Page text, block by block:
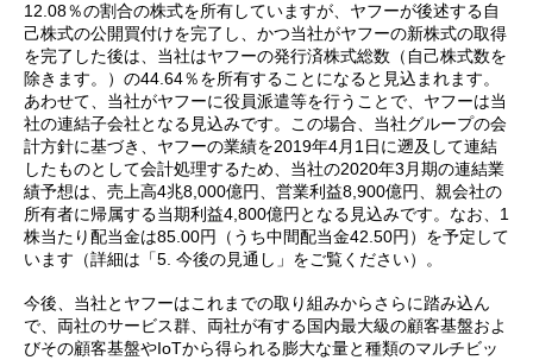
12.08％の割合の株式を所有していますが、ヤフーが後述する自
己株式の公開買付けを完了し、かつ当社がヤフーの新株式の取得
を完了した後は、当社はヤフーの発行済株式総数（自己株式数を
除きます。）の44.64％を所有することになると見込まれます。
あわせて、当社がヤフーに役員派遣等を行うことで、ヤフーは当
社の連結子会社となる見込みです。この場合、当社グループの会
計方針に基づき、ヤフーの業績を2019年4月1日に遡及して連結
したものとして会計処理するため、当社の2020年3月期の連結業
績予想は、売上高4兆8,000億円、営業利益8,900億円、親会社の
所有者に帰属する当期利益4,800億円となる見込みです。なお、1
株当たり配当金は85.00円（うち中間配当金42.50円）を予定して
います（詳細は「5. 今後の見通し」をご覧ください）。
今後、当社とヤフーはこれまでの取り組みからさらに踏み込ん
で、両社のサービス群、両社が有する国内最大級の顧客基盤およ
びその顧客基盤やIoTから得られる膨大な量と種類のマルチビッ